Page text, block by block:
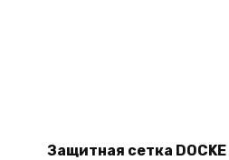
cart
Защитная сетка DOCKE